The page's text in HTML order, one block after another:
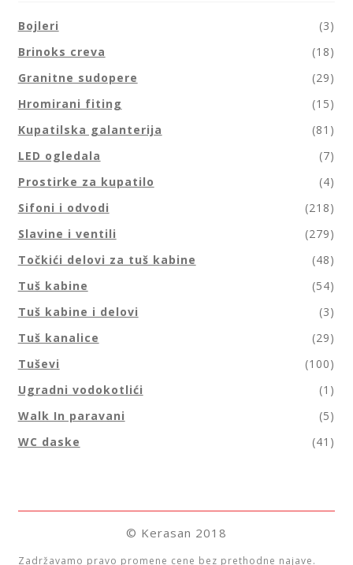
Bojleri
(3)
Brinoks creva
(18)
Granitne sudopere
(29)
Hromirani fiting
(15)
Kupatilska galanterija
(81)
LED ogledala
(7)
Prostirke za kupatilo
(4)
Sifoni i odvodi
(218)
Slavine i ventili
(279)
Točkići delovi za tuš kabine
(48)
Tuš kabine
(54)
Tuš kabine i delovi
(3)
Tuš kanalice
(29)
Tuševi
(100)
Ugradni vodokotlići
(1)
Walk In paravani
(5)
WC daske
(41)
© Kerasan 2018
Zadržavamo pravo promene cene bez prethodne najave.